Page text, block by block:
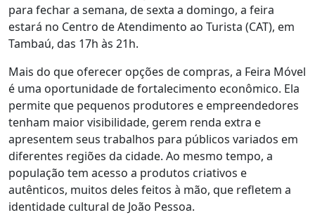
para fechar a semana, de sexta a domingo, a feira
estará no Centro de Atendimento ao Turista (CAT), em
Tambaú, das 17h às 21h.
Mais do que oferecer opções de compras, a Feira Móvel
é uma oportunidade de fortalecimento econômico. Ela
permite que pequenos produtores e empreendedores
tenham maior visibilidade, gerem renda extra e
apresentem seus trabalhos para públicos variados em
diferentes regiões da cidade. Ao mesmo tempo, a
população tem acesso a produtos criativos e
autênticos, muitos deles feitos à mão, que refletem a
identidade cultural de João Pessoa.